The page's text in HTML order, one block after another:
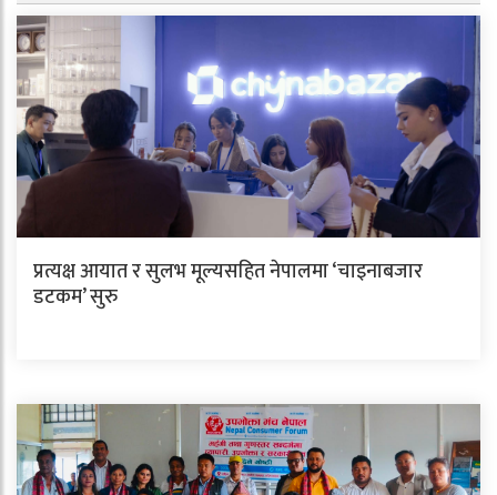
प्रत्यक्ष आयात र सुलभ मूल्यसहित नेपालमा ‘चाइनाबजार
डटकम’ सुरु